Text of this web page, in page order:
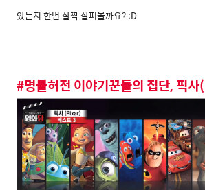
았는지 한번 살짝 살펴볼까요? :D
#명불허전 이야기꾼들의 집단, 픽